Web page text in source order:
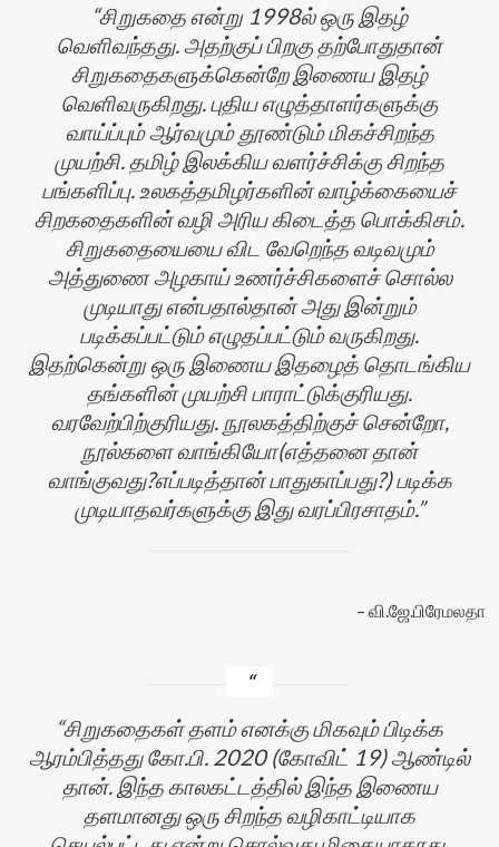
சிறுகதை என்று 1998ல் ஒரு இதழ்
வெளிவந்தது. அதற்குப் பிறகு தற்போதுதான்
சிறுகதைகளுக்கென்றே இணைய இதழ்
வெளிவருகிறது. புதிய எழுத்தாளர்களுக்கு
வாய்ப்பும் ஆர்வமும் தூண்டும் மிகச்சிறந்த
முயற்சி. தமிழ் இலக்கிய வளர்ச்சிக்கு சிறந்த
பங்களிப்பு. உலகத்தமிழர்களின் வாழ்க்கையைச்
சிறகதைகளின் வழி அரிய கிடைத்த பொக்கிசம்.
சிறுகதையையை விட வேறெந்த வடிவமும்
அத்துணை அழகாய் உணர்ச்சிகளைச் சொல்ல
முடியாது என்பதால்தான் அது இன்றும்
படிக்கப்பட்டும் எழுதப்பட்டும் வருகிறது.
இதற்கென்று ஒரு இணைய இதழைத் தொடங்கிய
தங்களின் முயற்சி பாராட்டுக்குரியது.
வரவேற்பிற்குரியது. நூலகத்திற்குச் சென்றோ,
நூல்களை வாங்கியோ(எத்தனை தான்
வாங்குவது?எப்படித்தான் பாதுகாப்பது?) படிக்க
முடியாதவர்களுக்கு இது வரப்பிரசாதம்.
வி.ஜே.பிரேமலதா
சிறுகதைகள் தளம் எனக்கு மிகவும் பிடிக்க
ஆரம்பித்தது கோ.பி. 2020 (கோவிட் 19) ஆண்டில்
தான். இந்த காலகட்டத்தில் இந்த இணைய
தளமானது ஒரு சிறந்த வழிகாட்டியாக